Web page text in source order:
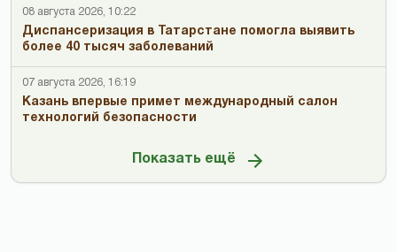
08 августа 2026, 10:22
Диспансеризация в Татарстане помогла выявить
более 40 тысяч заболеваний
07 августа 2026, 16:19
Казань впервые примет международный салон
технологий безопасности
Показать ещё